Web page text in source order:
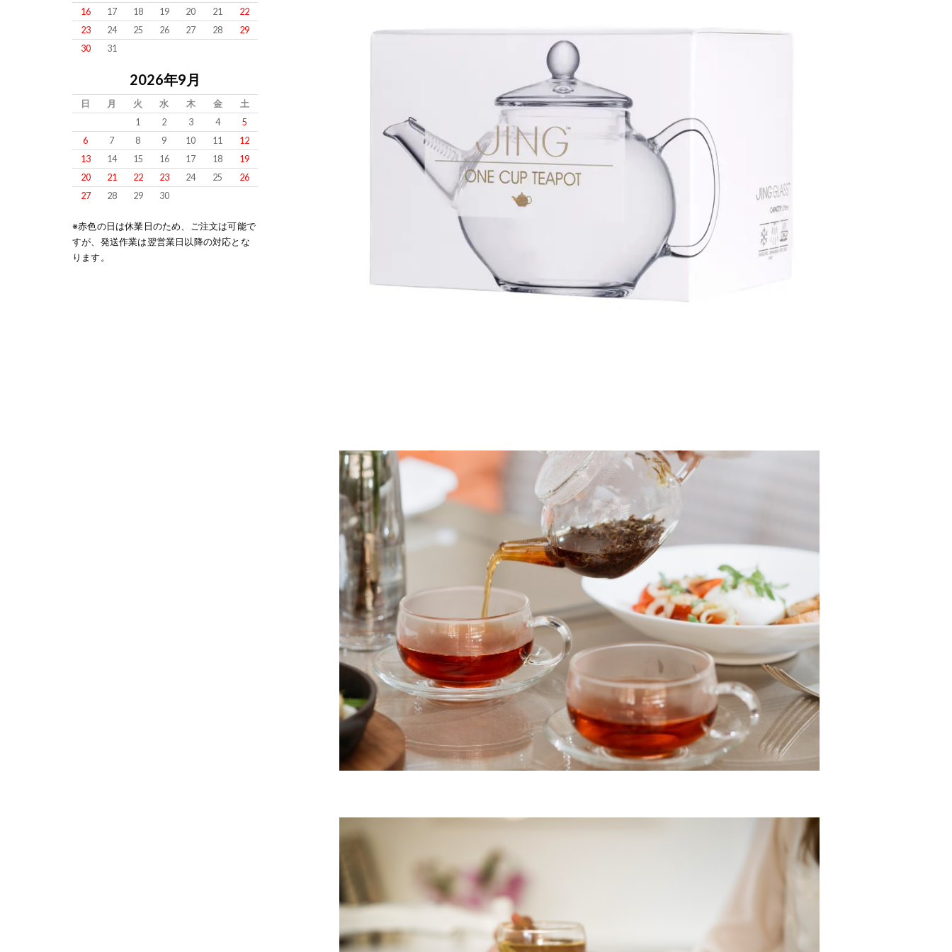
16
17 18 19 20 21
22
23
24 25 26 27 28
29
30
31
2026年9月
日 月 火 水 木 金
土
1
2 3 4
5
6
7 8 9 10 11
12
13
14 15 16 17 18
19
20
21 22 23 24 25
26
27
28 29 30
※赤色の日は休業日のため、ご注文は可能で
すが、発送作業は翌営業日以降の対応とな
ります。